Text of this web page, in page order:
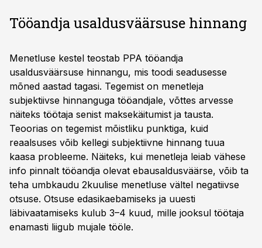
Tööandja usaldusväärsuse hinnang
Menetluse kestel teostab PPA tööandja
usaldusväärsuse hinnangu, mis toodi seadusesse
mõned aastad tagasi. Tegemist on menetleja
subjektiivse hinnanguga tööandjale, võttes arvesse
näiteks töötaja senist maksekäitumist ja tausta.
Teoorias on tegemist mõistliku punktiga, kuid
reaalsuses võib kellegi subjektiivne hinnang tuua
kaasa probleeme. Näiteks, kui menetleja leiab vähese
info pinnalt tööandja olevat ebausaldusväärse, võib ta
teha umbkaudu 2kuulise menetluse vältel negatiivse
otsuse. Otsuse edasikaebamiseks ja uuesti
läbivaatamiseks kulub 3–4 kuud, mille jooksul töötaja
enamasti liigub mujale tööle.